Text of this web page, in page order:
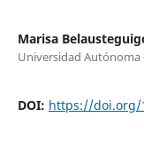
Marisa
Universidad Autónoma
DOI: https://doi.org/